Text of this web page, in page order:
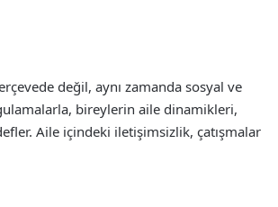
değil, aynı zamanda sosyal ve
bireylerin aile dinamikleri,
Aile içindeki iletişimsizlik, çatışmalar